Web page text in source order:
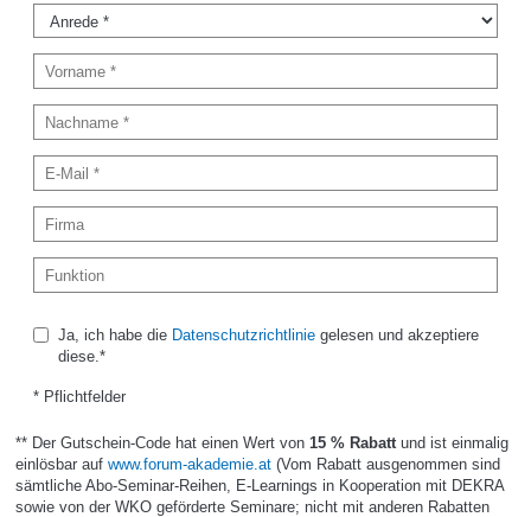
Ja, ich habe die Datenschutzrichtliniegelesen und akzeptiere
diese.*
* Pflichtfelder
** Der Gutschein-Code hat einen Wert von 15 % Rabatt und ist einmalig
einlösbar auf www.forum-akademie.at(Vom Rabatt ausgenommen sind
sämtliche Abo-Seminar-Reihen, E-Learnings in Kooperation mit DEKRA
sowie von der WKO geförderte Seminare; nicht mit anderen Rabatten